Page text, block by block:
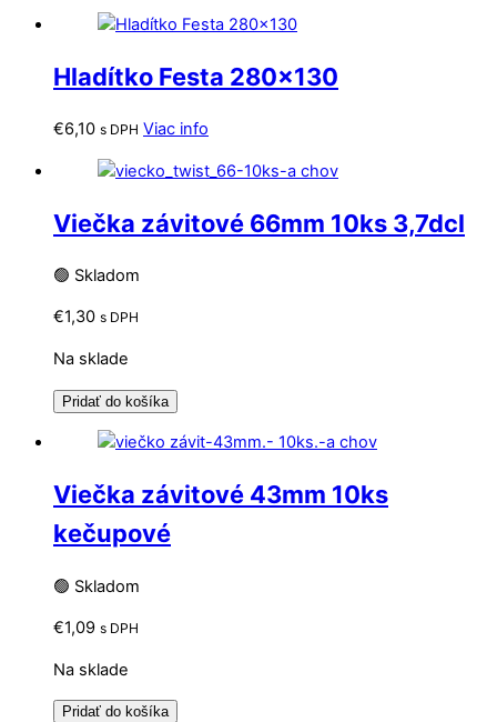
Hladítko Festa 280×130
€6,10 s DPH Viac info
Viečka závitové 66mm 10ks 3,7dcl
🟢 Skladom
€1,30 s DPH
Na sklade
Pridať do košíka
Viečka závitové 43mm 10ks
kečupové
🟢 Skladom
€1,09 s DPH
Na sklade
Pridať do košíka